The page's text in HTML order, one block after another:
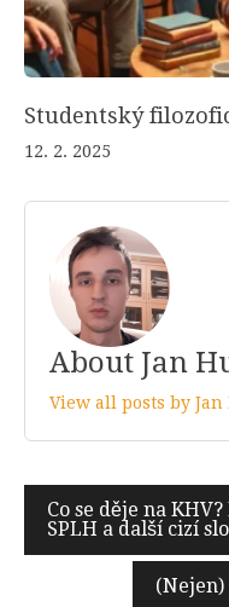
Studentský
12. 2. 2025
About Jan
View all posts by
Navigace
pro
příspěvek
Co se děje na
SPLH a další cizí